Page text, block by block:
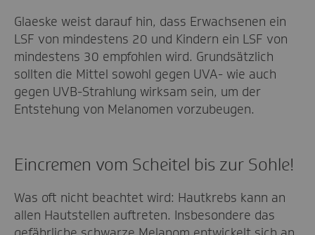
Glaeske weist darauf hin, dass Erwachsenen ein
LSF von mindestens 20 und Kindern ein LSF von
mindestens 30 empfohlen wird. Grundsätzlich
sollten die Mittel sowohl gegen UVA- wie auch
gegen UVB-Strahlung wirksam sein, um der
Entstehung von Melanomen vorzubeugen.
Eincremen vom Scheitel bis zur Sohle!
Was oft nicht beachtet wird: Hautkrebs kann an
allen Hautstellen auftreten. Insbesondere das